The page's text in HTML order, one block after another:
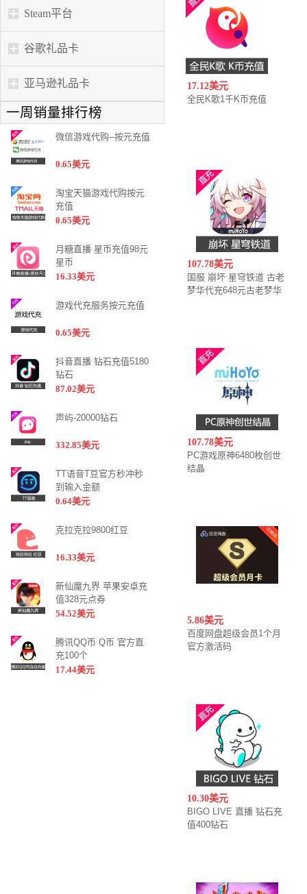
17.12美元
全民K歌1千K币充值
107.78美元
国服 崩坏 星穹铁道 古老
梦华代充648元古老梦华
107.78美元
PC游戏原神6480枚创世
结晶
5.86美元
百度网盘超级会员1个月
官方激活码
10.30美元
BIGO LIVE 直播 钻石充
值400钻石
Steam平台
谷歌礼品卡
亚马逊礼品卡
一周销量排行榜
微信游戏代购--按元充值
0.65美元
淘宝天猫游戏代购按元
充值
0.65美元
月糖直播 星币充值98元
星币
16.33美元
游戏代充服务按元充值
0.65美元
抖音直播 钻石充值5180
钻石
87.02美元
声屿-20000钻石
332.85美元
TT语音T豆官方秒冲秒
到输入金额
0.64美元
克拉克拉9800红豆
16.33美元
新仙魔九界 苹果安卓充
值328元点券
54.52美元
腾讯QQ币 Q币 官方直
充100个
17.44美元